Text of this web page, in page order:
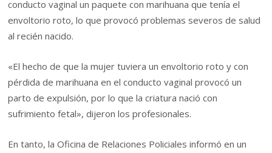
conducto vaginal un paquete con marihuana que tenía el
envoltorio roto, lo que provocó problemas severos de salud
al recién nacido.
«El hecho de que la mujer tuviera un envoltorio roto y con
pérdida de marihuana en el conducto vaginal provocó un
parto de expulsión, por lo que la criatura nació con
sufrimiento fetal», dijeron los profesionales.
En tanto, la Oficina de Relaciones Policiales informó en un